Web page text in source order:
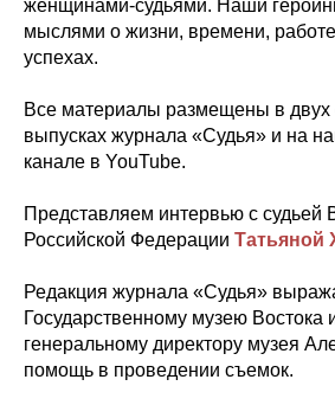
женщинами-судьями. Наши
мыслями о жизни, времени,
успехах.
Все материалы размещены в двух
выпусках журнала «Судья» и на
канале в YouTube.
Представляем интервью с судьей
Российской Федерации Татьяной
Редакция журнала «Судья»
Государственному музею Востока
генеральному директору музея
помощь в проведении съемок.